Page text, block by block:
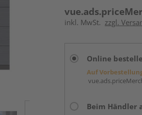
inkl. MwSt. zzgl.
Online
Auf
Beim Händler